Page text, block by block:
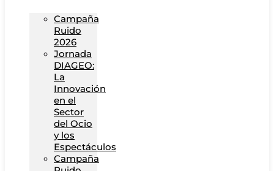
Campaña
Ruido
2026
Jornada
DIAGEO:
La
Innovación
en el
Sector
del Ocio
y los
Espectáculos
Campaña